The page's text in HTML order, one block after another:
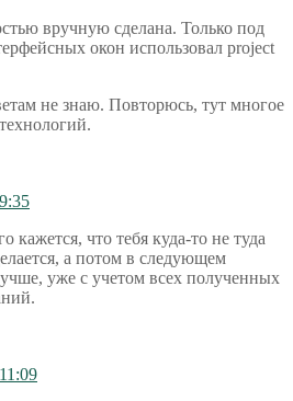
вручную сделана. Только под
окон использовал project
не знаю. Повторюсь, тут многое
кажется, что тебя куда-то не туда
а потом в следующем
уже с учетом всех полученных